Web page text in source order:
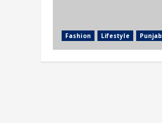
Fashion Lifestyle Punjab